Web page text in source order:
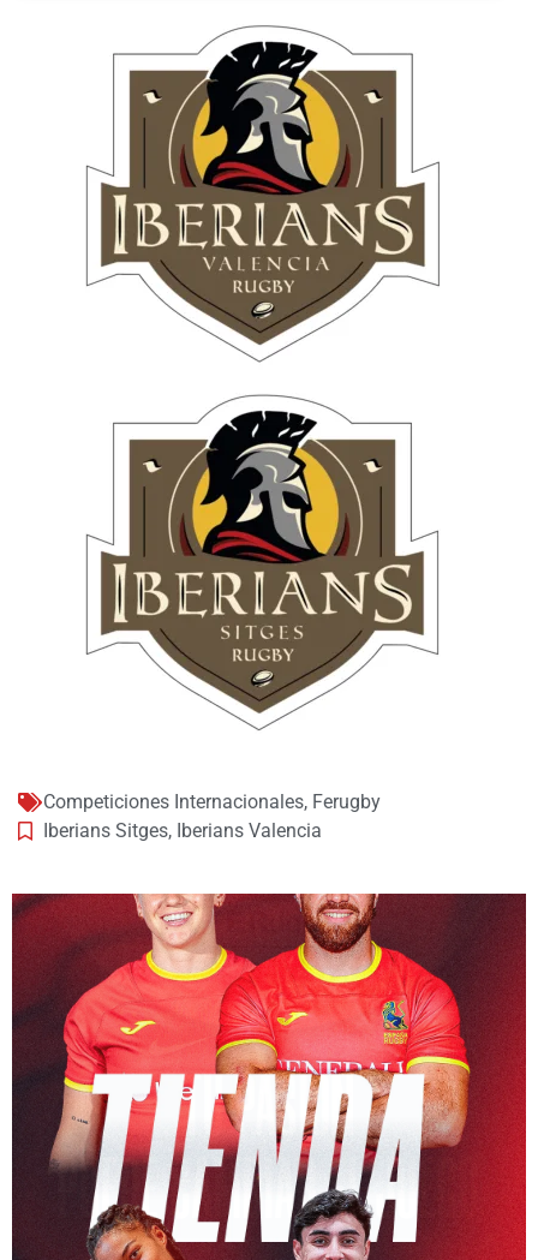
Competiciones Internacionales, Ferugby
Iberians Sitges, Iberians Valencia